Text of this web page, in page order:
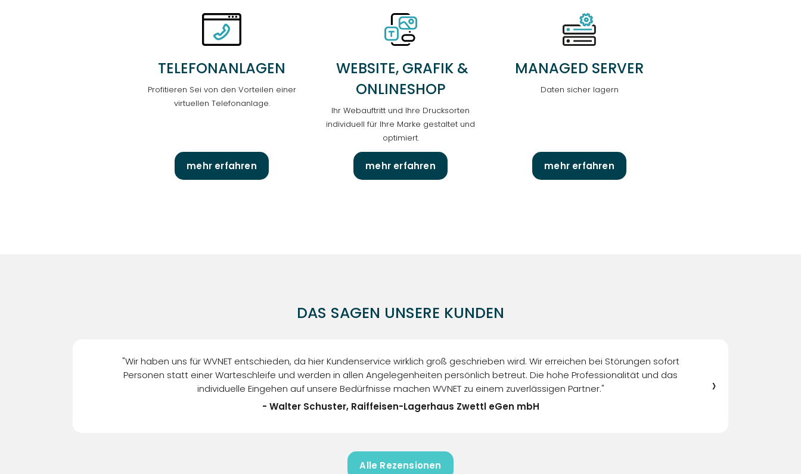
TELEFON­ANLAGEN
Profitieren Sei von den Vorteilen einer
virtuellen Telefonanlage.
mehr erfahren
WEBSITE, GRAFIK &
ONLINESHOP
Ihr Webauftritt und Ihre Drucksorten
individuell für Ihre Marke gestaltet und
optimiert.
mehr erfahren
MANAGED SERVER
Daten sicher lagern
mehr erfahren
DAS SAGEN UNSERE KUNDEN
"Wir haben uns für WVNET entschieden, da hier Kundenservice wirklich groß geschrieben wird. Wir erreichen bei Störungen sofort
Personen statt einer Warteschleife und werden in allen Angelegenheiten persönlich betreut. Die hohe Professionalität und das
individuelle Eingehen auf unsere Bedürfnisse machen WVNET zu einem zuverlässigen Partner."
- Walter Schuster, Raiffeisen-Lagerhaus Zwettl eGen mbH
›
Alle Rezensionen